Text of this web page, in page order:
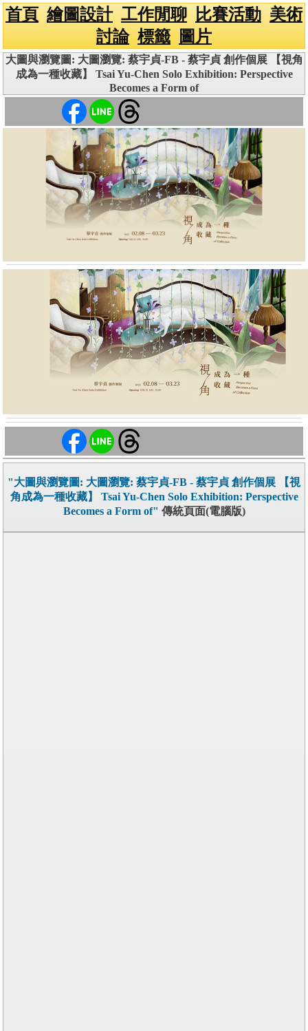
首頁 繪圖設計 工作閒聊 比賽活動 美術
討論 標籤 圖片
大圖與瀏覽圖: 大圖瀏覽: 蔡宇貞-FB - 蔡宇貞 創作個展 【視角
成為一種收藏】 Tsai Yu-Chen Solo Exhibition: Perspective
Becomes a Form of
"大圖與瀏覽圖: 大圖瀏覽: 蔡宇貞-FB - 蔡宇貞 創作個展 【視
角成為一種收藏】 Tsai Yu-Chen Solo Exhibition: Perspective
Becomes a Form of" 傳統頁面(電腦版)